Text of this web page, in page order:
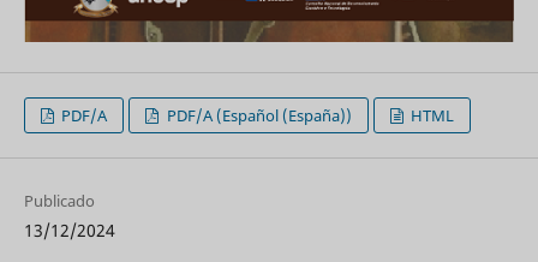
PDF/A PDF/A (Español (España)) HTML
Publicado
13/12/2024